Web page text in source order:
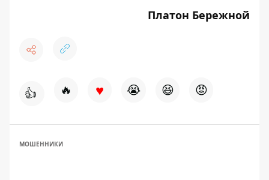
Платон Бережной
👍 🔥 ♥ 😭 😆 😡
МОШЕННИКИ